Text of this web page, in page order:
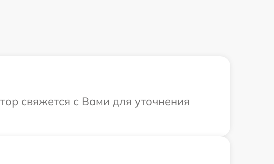
свяжется с Вами для уточнения